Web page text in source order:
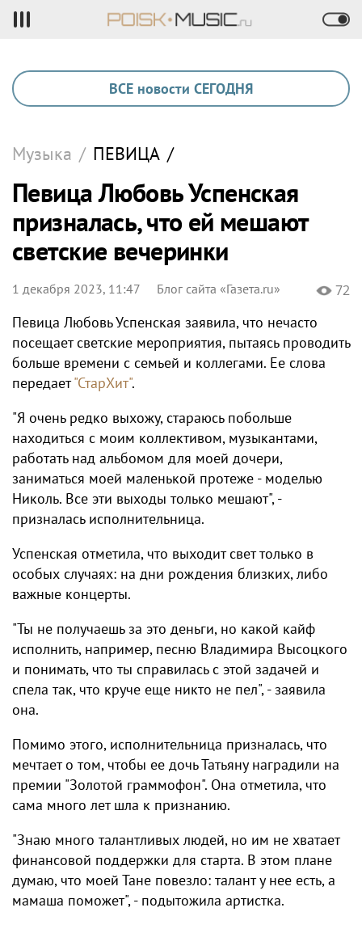
ВСЕ новости СЕГОДНЯ
Музыка / ПЕВИЦА /
Певица Любовь Успенская
призналась, что ей мешают
светские вечеринки
1 декабря 2023, 11:47 Блог сайта «Газета.ru» 72
Певица Любовь Успенская заявила, что нечасто
посещает светские мероприятия, пытаясь проводить
больше времени с семьей и коллегами. Ее слова
передает"СтарХит".
"Я очень редко выхожу, стараюсь побольше
находиться с моим коллективом, музыкантами,
работать над альбомом для моей дочери,
заниматься моей маленькой протеже - моделью
Николь. Все эти выходы только мешают", -
призналась исполнительница.
Успенская отметила, что выходит свет только в
особых случаях: на дни рождения близких, либо
важные концерты.
"Ты не получаешь за это деньги, но какой кайф
исполнить, например, песню Владимира Высоцкого
и понимать, что ты справилась с этой задачей и
спела так, что круче еще никто не пел", - заявила
она.
Помимо этого, исполнительница призналась, что
мечтает о том, чтобы ее дочь Татьяну наградили на
премии "Золотой граммофон". Она отметила, что
сама много лет шла к признанию.
"Знаю много талантливых людей, но им не хватает
финансовой поддержки для старта. В этом плане
думаю, что моей Тане повезло: талант у нее есть, а
мамаша поможет", - подытожила артистка.